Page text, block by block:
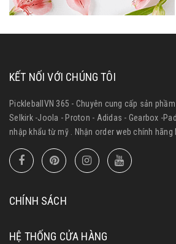
KẾT NỐI VỚI CHÚNG TÔI
PickleballVN 365 - Chuyên cung cấp sản
Selkirk -Joola - Proton - Adidas - Gearbox -
nhập khẩu từ mỹ . Nhận order web chính hãng
CHÍNH SÁCH
HỆ THỐNG CỬA HÀNG